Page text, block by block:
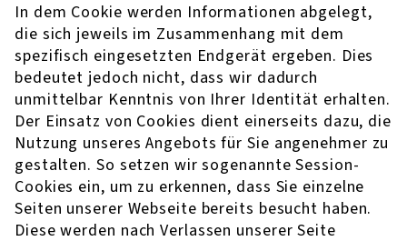
In dem Cookie werden Informationen abgelegt,
die sich jeweils im Zusammenhang mit dem
spezifisch eingesetzten Endgerät ergeben. Dies
bedeutet jedoch nicht, dass wir dadurch
unmittelbar Kenntnis von Ihrer Identität erhalten.
Der Einsatz von Cookies dient einerseits dazu, die
Nutzung unseres Angebots für Sie angenehmer zu
gestalten. So setzen wir sogenannte Session-
Cookies ein, um zu erkennen, dass Sie einzelne
Seiten unserer Webseite bereits besucht haben.
Diese werden nach Verlassen unserer Seite